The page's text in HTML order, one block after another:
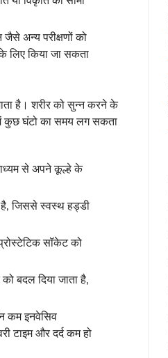
अन्य परीक्षणों को
लिए किया जा सकता
है। शरीर को सुन्न करने के
में कुछ घंटो का समय लग सकता
से अपने कूल्हे के
है, जिससे स्वस्थ हड्डी
सॉकेट को
बदल दिया जाता है,
कम इनवेसिव
टाइम और दर्द कम हो